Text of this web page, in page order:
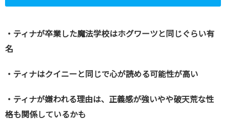
・ティナが卒業した魔法学校はホグワーツと同じぐらい有
名
・ティナはクイニーと同じで心が読める可能性が高い
・ティナが嫌われる理由は、正義感が強いやや破天荒な性
格も関係しているかも